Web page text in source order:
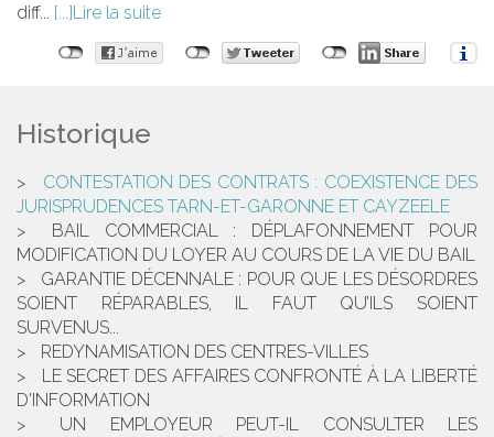
diff...
Lire la suite
Historique
CONTESTATION DES CONTRATS : COEXISTENCE DES
JURISPRUDENCES TARN-ET-GARONNE ET CAYZEELE
BAIL COMMERCIAL : DÉPLAFONNEMENT POUR
MODIFICATION DU LOYER AU COURS DE LA VIE DU BAIL
GARANTIE DÉCENNALE : POUR QUE LES DÉSORDRES
SOIENT RÉPARABLES, IL FAUT QU’ILS SOIENT
SURVENUS...
REDYNAMISATION DES CENTRES-VILLES
LE SECRET DES AFFAIRES CONFRONTÉ À LA LIBERTÉ
D'INFORMATION
UN EMPLOYEUR PEUT-IL CONSULTER LES